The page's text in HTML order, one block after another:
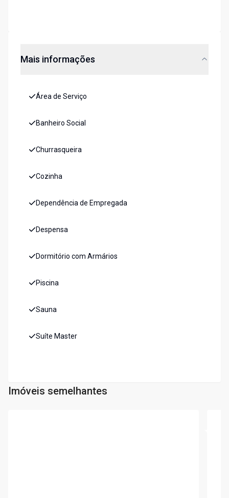
Mais informações
Área de Serviço
Banheiro Social
Churrasqueira
Cozinha
Dependência de Empregada
Despensa
Dormitório com Armários
Piscina
Sauna
Suíte Master
Imóveis semelhantes